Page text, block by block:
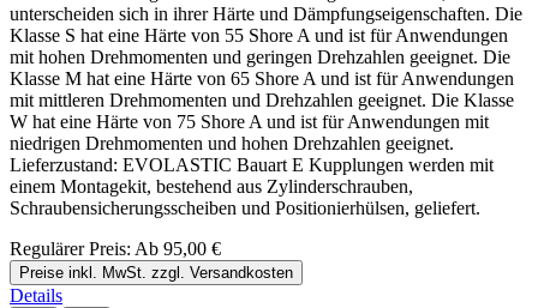
unterscheiden sich in ihrer Härte und Dämpfungseigenschaften. Die
Klasse S hat eine Härte von 55 Shore A und ist für Anwendungen
mit hohen Drehmomenten und geringen Drehzahlen geeignet. Die
Klasse M hat eine Härte von 65 Shore A und ist für Anwendungen
mit mittleren Drehmomenten und Drehzahlen geeignet. Die Klasse
W hat eine Härte von 75 Shore A und ist für Anwendungen mit
niedrigen Drehmomenten und hohen Drehzahlen geeignet.
Lieferzustand: EVOLASTIC Bauart E Kupplungen werden mit
einem Montagekit, bestehend aus Zylinderschrauben,
Schraubensicherungsscheiben und Positionierhülsen, geliefert.
Regulärer Preis: Ab 95,00 €
Preise inkl. MwSt. zzgl. Versandkosten
Details